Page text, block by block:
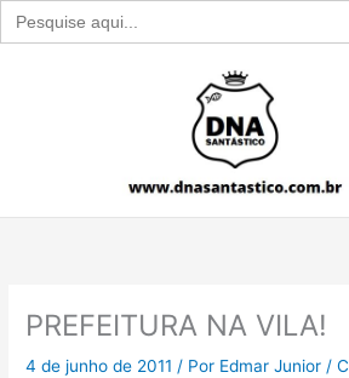
Search
for:
PREFEITURA NA VILA!
4 de junho de 2011/ Por Edmar Junior/